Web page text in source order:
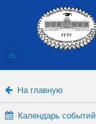
На главную
Календарь событий